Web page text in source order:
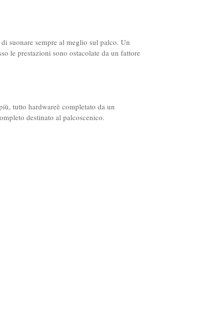
suonare sempre al meglio sul palco. Un
le prestazioni sono ostacolate da un fattore
tutto hardwareè completato da un
destinato al palcoscenico.